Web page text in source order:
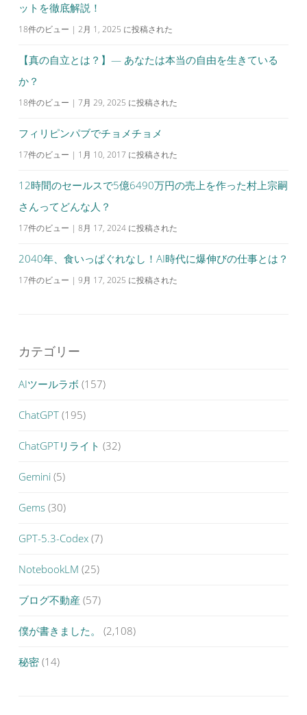
ットを徹底解説！
18件のビュー | 2月 1, 2025 に投稿された
【真の自立とは？】— あなたは本当の自由を生きている
か？
18件のビュー | 7月 29, 2025 に投稿された
フィリピンパブでチョメチョメ
17件のビュー | 1月 10, 2017 に投稿された
12時間のセールスで5億6490万円の売上を作った村上宗嗣
さんってどんな人？
17件のビュー | 8月 17, 2024 に投稿された
2040年、食いっぱぐれなし！AI時代に爆伸びの仕事とは？
17件のビュー | 9月 17, 2025 に投稿された
カテゴリー
AIツールラボ (157)
ChatGPT (195)
ChatGPTリライト (32)
Gemini (5)
Gems (30)
GPT-5.3-Codex (7)
NotebookLM (25)
ブログ不動産 (57)
僕が書きました。 (2,108)
秘密 (14)